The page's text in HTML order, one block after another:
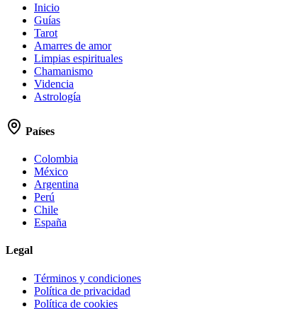
Inicio
Guías
Tarot
Amarres de amor
Limpias espirituales
Chamanismo
Videncia
Astrología
Países
Colombia
México
Argentina
Perú
Chile
España
Legal
Términos y condiciones
Política de privacidad
Política de cookies